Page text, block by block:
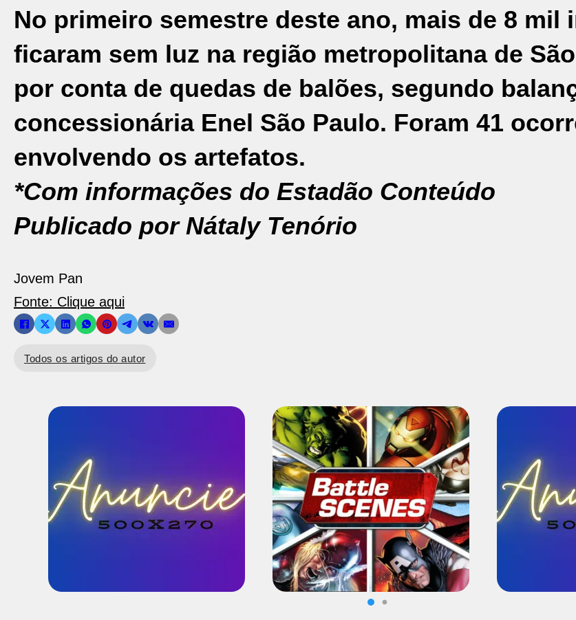
No primeiro semestre deste ano, mais de 8 mil
ficaram sem luz na região metropolitana de
por conta de quedas de balões, segundo
concessionária Enel São Paulo. Foram 41
envolvendo os artefatos.
*Com informações do Estadão Conteúdo
Publicado por Nátaly Tenório
Jovem Pan
Fonte: Clique aqui
Todos os artigos do autor